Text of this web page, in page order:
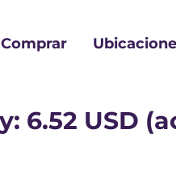
Comprar
6.52 USD